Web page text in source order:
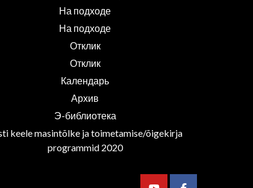
На подходе
На подходе
Отклик
Отклик
Календарь
Архив
Э-библиотека
keele masintõlke ja toimetamise/õigekirja
programmid 2020